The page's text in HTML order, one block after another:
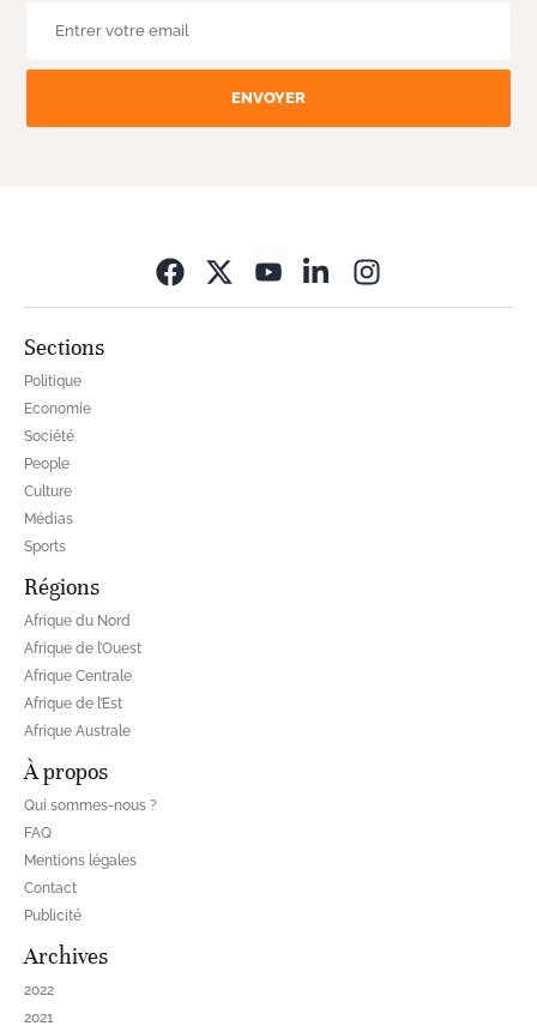
ENVOYER
Sections
Politique
Economie
Société
People
Culture
Médias
Sports
Régions
Afrique du Nord
Afrique de l’Ouest
Afrique Centrale
Afrique de l’Est
Afrique Australe
À propos
Qui sommes-nous ?
FAQ
Mentions légales
Contact
Publicité
Archives
2022
2021